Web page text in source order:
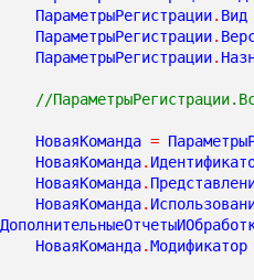
ПараметрыРегистрации. Вид
ПараметрыРегистрации.
ПараметрыРегистрации.
//
НоваяКоманда =
НоваяКоманда.
НоваяКоманда.
НоваяКоманда.
НоваяКоманда.Модификатор